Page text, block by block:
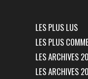
LES PLUS LUS
LES PLUS
LES ARCHIVES
LES ARCHIVES